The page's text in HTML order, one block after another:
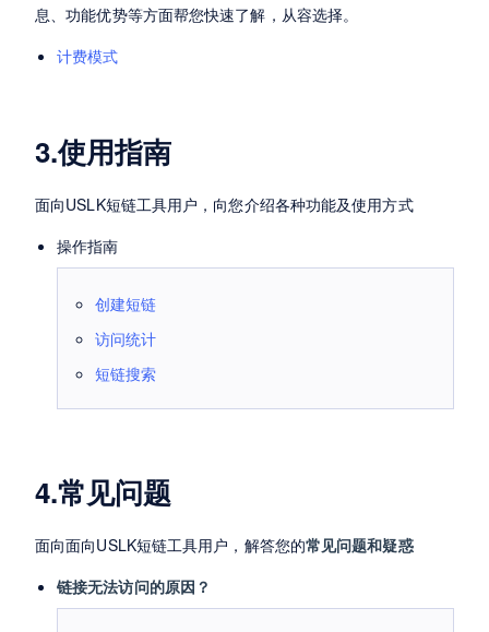
息、功能优势等方面帮您快速了解，从容选择。
计费模式
3.使用指南
面向USLK短链工具用户，向您介绍各种功能及使用方式
操作指南
创建短链
访问统计
短链搜索
4.常见问题
面向面向USLK短链工具用户，解答您的常见问题和疑惑
链接无法访问的原因？